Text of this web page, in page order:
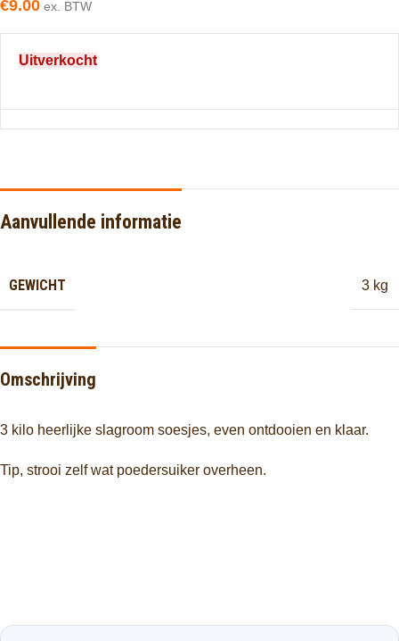
€9.00 ex. BTW
Uitverkocht
Aanvullende informatie
GEWICHT 3 kg
Omschrijving
3 kilo heerlijke slagroom soesjes, even ontdooien en klaar.
Tip, strooi zelf wat poedersuiker overheen.